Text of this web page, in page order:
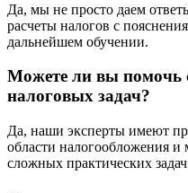
Да, мы не просто даем
расчеты налогов с
дальнейшем обучении.
Можете ли вы помочь
налоговых задач?
Да, наши эксперты имеют
области налогообложения
сложных практических